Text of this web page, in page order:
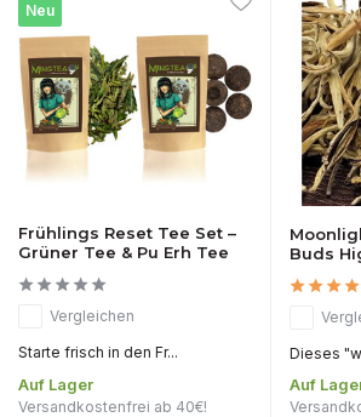
Neu
Frühlings Reset Tee Set –
Grüner Tee & Pu Erh Tee
Vergleichen
Starte frisch in den Fr...
Auf Lager
Versandkostenfrei ab 40€!
Buds
Dieses
Auf